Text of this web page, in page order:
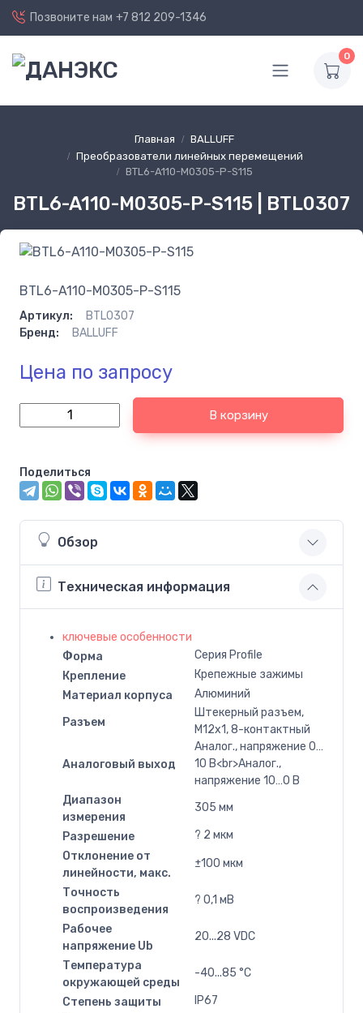
Позвоните нам +7 812 209-1346
0
Главная
BALLUFF
Преобразователи линейных перемещений
BTL6-A110-M0305-P-S115
BTL6-A110-M0305-P-S115 | BTL0307
BTL6-A110-M0305-P-S115
Артикул:
BTL0307
Бренд:
BALLUFF
Цена по запросу
В корзину
Поделиться
Обзор
Техническая информация
ключевые особенности
Форма
Серия Profile
Крепление
Крепежные зажимы
Материал корпуса
Алюминий
Разъем
Штекерный разъем,
M12x1, 8-контактный
Аналоговый выход
Аналог., напряжение 0…
10 В<br>Аналог.,
напряжение 10…0 В
Диапазон
измерения
305 мм
Разрешение
? 2 мкм
Отклонение от
линейности, макс.
±100 мкм
Точность
воспроизведения
? 0,1 мВ
Рабочее
напряжение Ub
20...28 VDC
Температура
окружающей среды
-40...85 °C
Степень защиты
IP67